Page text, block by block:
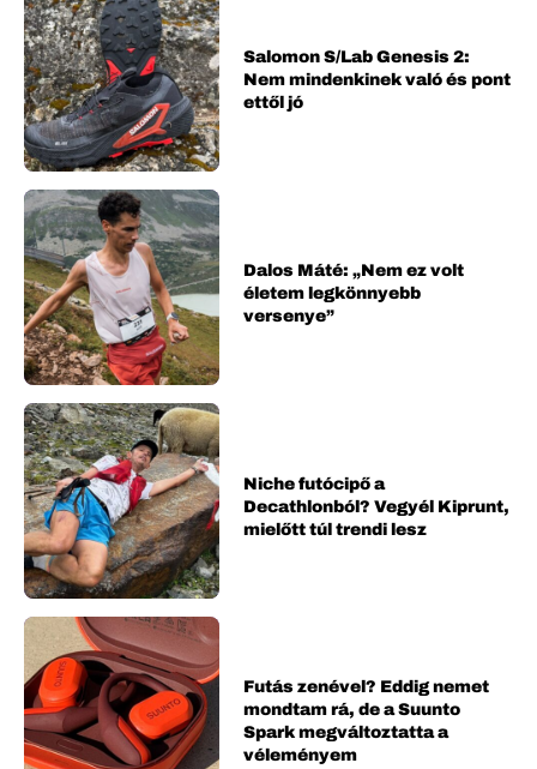
Salomon S/Lab Genesis 2:
Nem mindenkinek való és pont
ettől jó
Dalos Máté: „Nem ez volt
életem legkönnyebb
versenye”
Niche futócipő a
Decathlonból? Vegyél Kiprunt,
mielőtt túl trendi lesz
Futás zenével? Eddig nemet
mondtam rá, de a Suunto
Spark megváltoztatta a
véleményem